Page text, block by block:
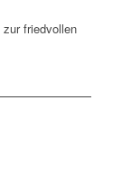
friedvollen